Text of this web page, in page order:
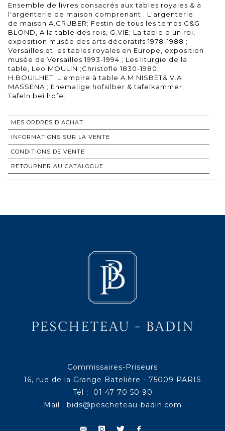
Ensemble de livres consacrés aux tables royales & à
l'argenterie de maison comprenant : L'argenterie
de maison A.GRUBER; Festin de tous les temps G&G
BLOND, A la table des rois, G.VIE; La table d'un roi,
exposition musée des arts décoratifs 1978-1988 ;
Versailles et les tables royales en Europe, exposition
musée de Versailles 1993-1994 ; Les liturgie de la
table, Leo MOULIN ;Christofle 1830-1980,
H.BOUILHET ;L'empire à table A.M NISBET& V.A
MASSENA ; Ehemalige hofsilber & tafelkammer;
Tafeln bei hofe.
MES ORDRES D'ACHAT
INFORMATIONS SUR LA VENTE
CONDITIONS DE VENTE
RETOURNER AU CATALOGUE
Commissaires-Priseurs
16, rue de la Grange Batelière - 75009 PARIS
Tél : 01 47 70 50 90
Mail : bids@pescheteau-badin.com